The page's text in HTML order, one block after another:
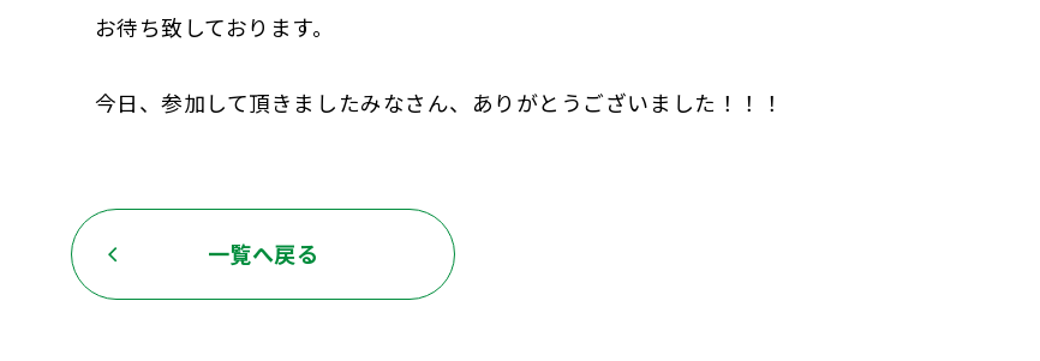
お待ち致しております。
今日、参加して頂きましたみなさん、ありがとうございました！！！
一覧へ戻る